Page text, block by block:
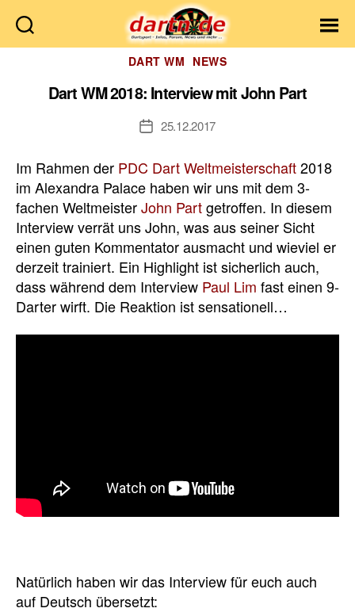
Dartn.de
Kategorien
DART WM NEWS
Dart WM 2018: Interview mit John Part
Veröffentlichungsdatum
25.12.2017
Im Rahmen der PDC Dart Weltmeisterschaft2018
im Alexandra Palace haben wir uns mit dem 3-
fachen WeltmeisterJohn Partgetroffen. In diesem
Interview verrät uns John, was aus seiner Sicht
einen guten Kommentator ausmacht und wieviel er
derzeit trainiert. Ein Highlight ist sicherlich auch,
dass während dem Interview Paul Lim fast einen 9-
Darter wirft. Die Reaktion ist sensationell…
Natürlich haben wir das Interview für euch auch
auf Deutsch übersetzt: